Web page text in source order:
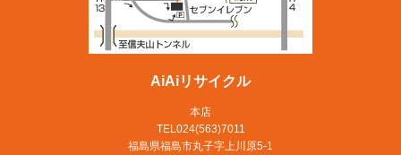
AiAiリサイクル
本店
TEL024(563)7011
福島県福島市丸子字上川原5-1